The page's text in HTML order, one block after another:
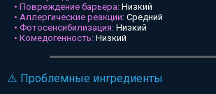
• Повреждение барьера: Низкий
• Аллергические реакции: Средний
• Фотосенсибилизация: Низкий
• Комедогенность: Низкий
⚠️ Проблемные ингредиенты